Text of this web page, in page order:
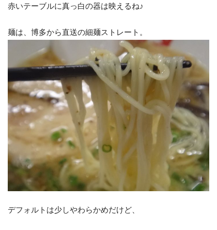
赤いテーブルに真っ白の器は映えるね♪
麺は、博多から直送の細麺ストレート。
デフォルトは少しやわらかめだけど、